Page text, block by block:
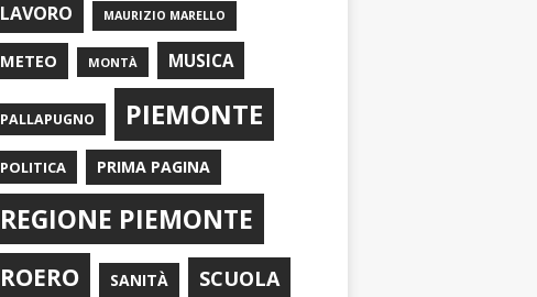
LAVORO MAURIZIO MARELLO
METEO MONTÀ MUSICA
PALLAPUGNO PIEMONTE
POLITICA PRIMA PAGINA
REGIONE PIEMONTE
ROERO SANITÀ SCUOLA